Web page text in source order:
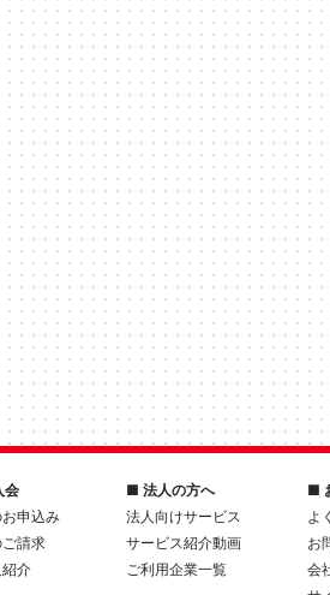
会
お申込み
請求
紹介
■ 法人の方へ
法人向けサービス
サービス紹介動画
ご利用企業一覧
■
よ
お
会